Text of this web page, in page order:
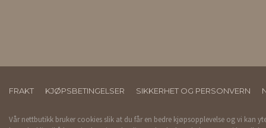
FRAKT KJØPSBETINGELSER SIKKERHET OG PERSONVERN
Vår nettbutikk bruker cookies slik at du får en bedre kjøpsopplevelse og vi kan